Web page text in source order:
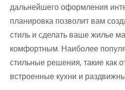
дальнейшего оформления
планировка позволит вам
стиль и сделать ваше жилье
комфортным. Наиболее
стильные решения, такие как
встроенные кухни и